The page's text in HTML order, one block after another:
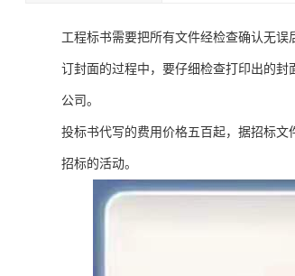
工程标书需要把所有文件经检查确认无
订封面的过程中，要仔细检查打印出的
公司。
投标书代写的费用价格五百起，据招标
招标的活动。